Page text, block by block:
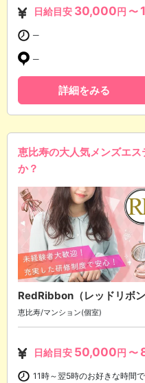
日給目安 30,000円 〜
─
─
詳細をみる
恵比寿の大人気メンズエ
か？
RedRibbon（レッドリボ
恵比寿/マンション(個室)
日給目安 50,000円 〜
11時～翌5時のお好きな時間で